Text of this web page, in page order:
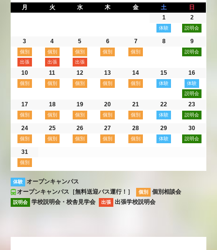
月 火 水 木 金 土
日
1
2
3 4 5 6 7 8 9
10 11 12 13 14 15 16
17 18 19 20 21 22 23
24 25 26 27 28 29 30
31
体験
オープンキャンパス
オープンキャンパス［無料送迎バス運行！］
個別 個別相談会
説明会 学校説明会・校舎見学会 出張 出張学校説明会